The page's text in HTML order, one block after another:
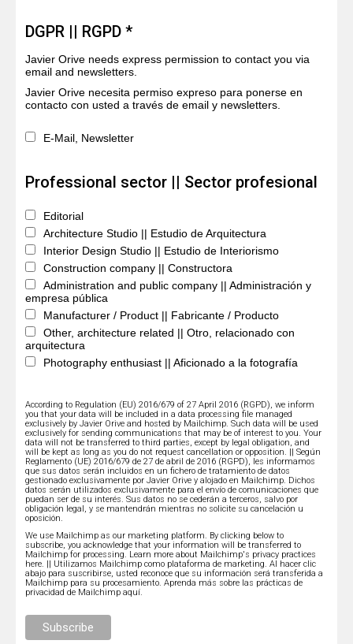
DGPR || RGPD *
Javier Orive needs express permission to contact you via
email and newsletters.
Javier Orive necesita permiso expreso para ponerse en
contacto con usted a través de email y newsletters.
E-Mail, Newsletter
Professional sector || Sector profesional
Editorial
Architecture Studio || Estudio de Arquitectura
Interior Design Studio || Estudio de Interiorismo
Construction company || Constructora
Administration and public company || Administración y
empresa pública
Manufacturer / Product || Fabricante / Producto
Other, architecture related || Otro, relacionado con
arquitectura
Photography enthusiast || Aficionado a la fotografía
According to Regulation (EU) 2016/679 of 27 April 2016 (RGPD), we inform
you that your data will be included in a data processing file managed
exclusively by Javier Orive and hosted by Mailchimp. Such data will be used
exclusively for sending communications that may be of interest to you. Your
data will not be transferred to third parties, except by legal obligation, and
will be kept as long as you do not request cancellation or opposition. || Según
Reglamento (UE) 2016/679 de 27 de abril de 2016 (RGPD), les informamos
que sus datos serán incluidos en un fichero de tratamiento de datos
gestionado exclusivamente por Javier Orive y alojado en Mailchimp. Dichos
datos serán utilizados exclusivamente para el envío de comunicaciones que
puedan ser de su interés. Sus datos no se cederán a terceros, salvo por
obligación legal, y se mantendrán mientras no solicite su cancelación u
oposición.
We use Mailchimp as our marketing platform. By clicking below to
subscribe, you acknowledge that your information will be transferred to
Mailchimp for processing. Learn more about Mailchimp's privacy practices
here. || Utilizamos Mailchimp como plataforma de marketing. Al hacer clic
abajo para suscribirse, usted reconoce que su información será transferida a
Mailchimp para su procesamiento.Aprenda más sobre las prácticas de
privacidad de Mailchimp aquí.